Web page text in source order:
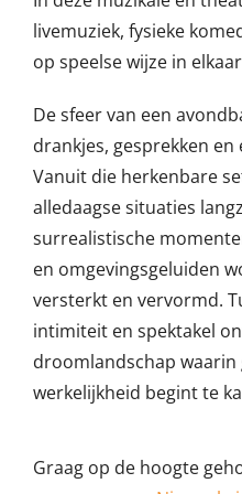
livemuziek, fysieke
op speelse wijze in
De sfeer van een
drankjes, gesprekken
Vanuit die herkenbare
alledaagse situaties
surrealistische
en omgevingsgeluiden
versterkt en vervormd.
intimiteit en spektakel
droomlandschap
werkelijkheid begint te
Graag op de hoogte